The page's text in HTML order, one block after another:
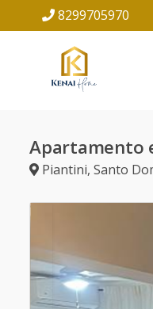
8299705970
Apartamento
Piantini, Santo